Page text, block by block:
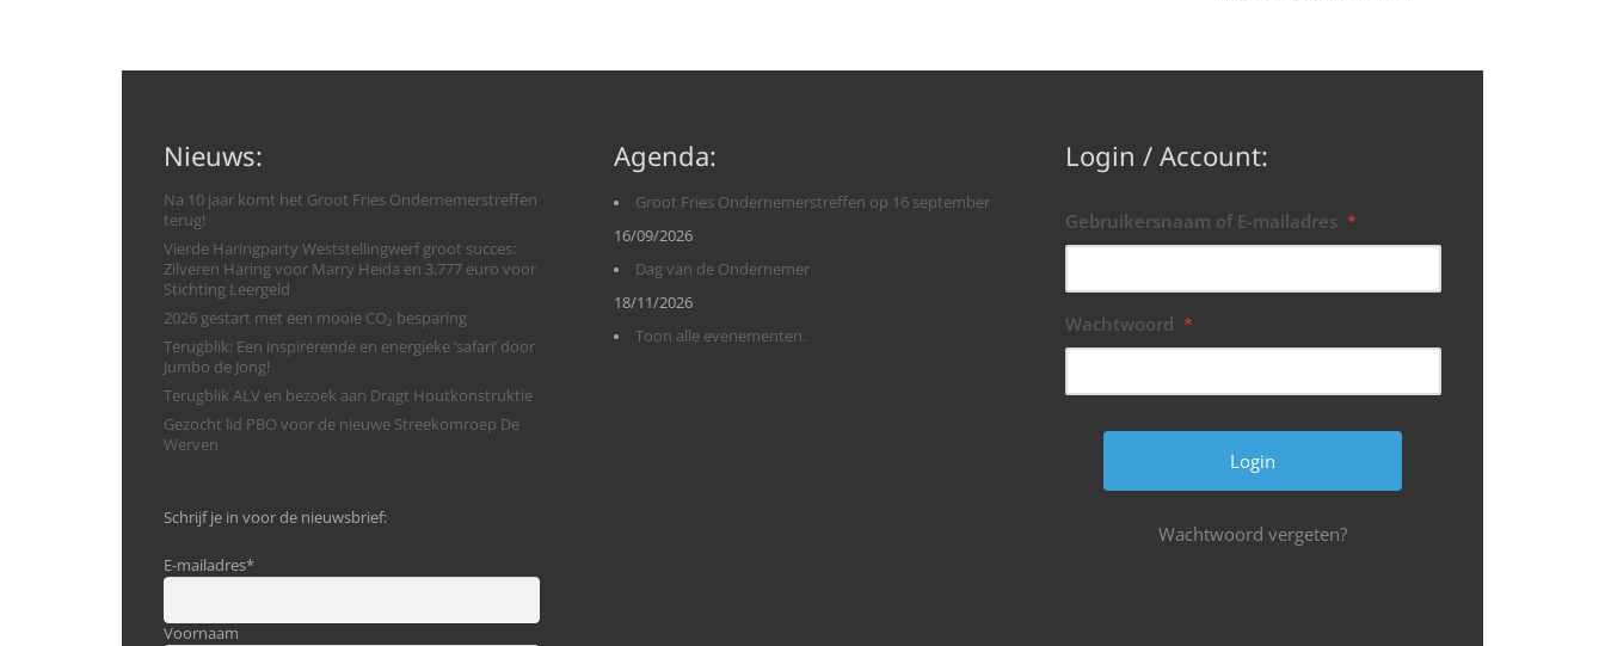
Nieuws:
Na 10 jaar komt het Groot Fries Ondernemerstreffen
terug!
Vierde Haringparty Weststellingwerf groot succes:
Zilveren Haring voor Marry Heida en 3.777 euro voor
Stichting Leergeld
2026 gestart met een mooie CO₂ besparing
Terugblik: Een inspirerende en energieke ‘safari’ door
Jumbo de Jong!
Terugblik ALV en bezoek aan Dragt Houtkonstruktie
Gezocht lid PBO voor de nieuwe Streekomroep De
Werven
Schrijf je in voor de nieuwsbrief:
E-mailadres*
Voornaam
Agenda:
Groot Fries Ondernemerstreffen op 16 september
16/09/2026
Dag van de Ondernemer
18/11/2026
Toon alle evenementen.
Login / Account:
Gebruikersnaam of E-mailadres *
Wachtwoord *
Wachtwoord vergeten?